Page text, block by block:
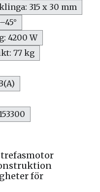
för
315 x 30 mm
4200 W
77 kg